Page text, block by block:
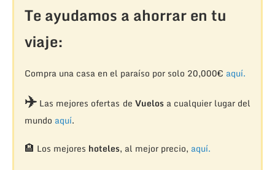
Te ayudamos a ahorrar en tu
viaje:
Compra una casa en el paraíso por solo 20,000€ aquí.
✈️Las mejores ofertas de Vuelosa cualquier lugar del
mundo aquí.
🏨 Los mejores hoteles, al mejor precio, aquí.